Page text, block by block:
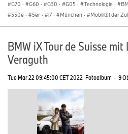
G70 · G60 · G30 · G05 · Technologie ·
550e · 5er · i7 · München · Mobilität der
BMW iX Tour de Suisse
Veraguth
Tue Mar 22 09:45:00 CET 2022 Fotoalbum · 9